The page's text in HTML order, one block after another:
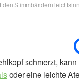
den Stimmbändern
schmerzt,
oder eine leichte